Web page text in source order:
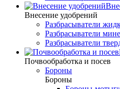
Внесение удобрений
Разбрасыватели
Разбрасыватели
Разбрасыватели
Почвообработка и посев
Бороны
Бороны